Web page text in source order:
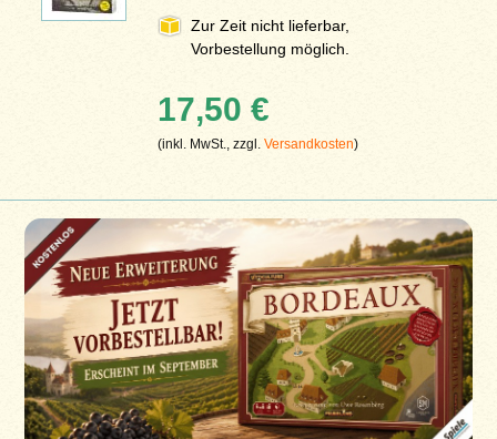
Zur Zeit nicht lieferbar,
Vorbestellung möglich.
17,50 €
(inkl. MwSt., zzgl.Versandkosten)